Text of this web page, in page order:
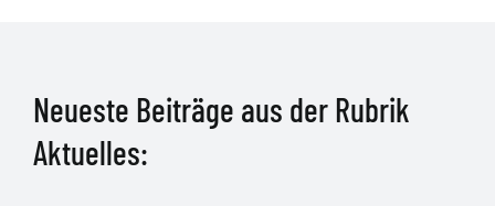
Neueste Beiträge aus der Rubrik
Aktuelles: